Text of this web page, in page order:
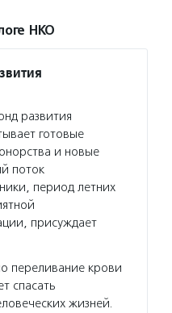
НКО
развития
готовые
и новые
поток
период летних
присуждает
переливание крови
спасать
жизней.